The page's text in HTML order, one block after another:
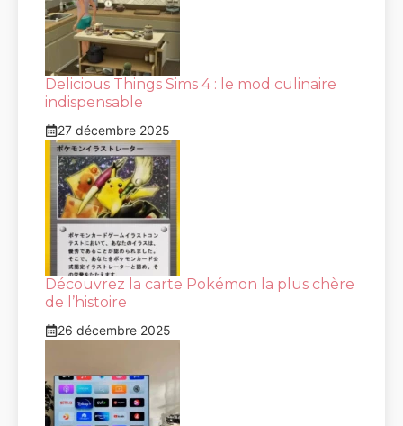
Delicious Things Sims 4 : le mod culinaire
indispensable
27 décembre 2025
Découvrez la carte Pokémon la plus chère
de l’histoire
26 décembre 2025